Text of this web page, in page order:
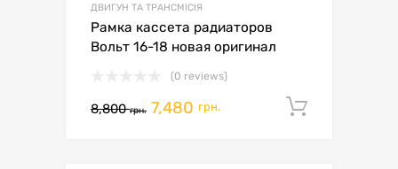
ДВИГУН ТА ТРАНСМІСІЯ
Рамка кассета радиаторов
Вольт 16-18 новая оригинал
(0 reviews)
8,800грн. 7,480 грн.